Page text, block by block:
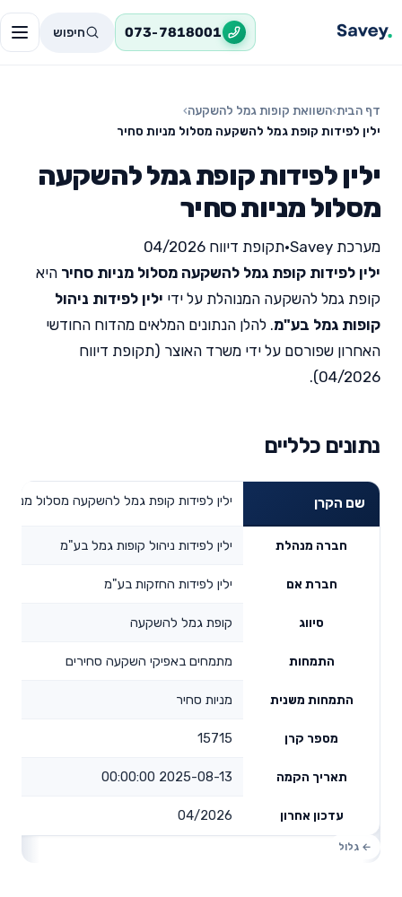
073-7818001 חיפוש
דף הבית›השוואת קופות גמל להשקעה›
ילין לפידות קופת גמל להשקעה מסלול מניות סחיר
ילין לפידות קופת גמל להשקעה
מסלול מניות סחיר
מערכת Savey •תקופת דיווח 04/2026
ילין לפידות קופת גמל להשקעה מסלול מניות סחיר היא
קופת גמל להשקעה המנוהלת על ידי ילין לפידות ניהול
קופות גמל בע"מ. להלן הנתונים המלאים מהדוח החודשי
האחרון שפורסם על ידי משרד האוצר (תקופת דיווח
04/2026).
נתונים כלליים
שם הקרן ילין לפידות קופת גמל להשקעה מסלול מניות
חברה מנהלת ילין לפידות ניהול קופות גמל בע"מ
חברת אם ילין לפידות החזקות בע"מ
סיווג קופת גמל להשקעה
התמחות מתמחים באפיקי השקעה סחירים
התמחות משנית מניות סחיר
מספר קרן 15715
תאריך הקמה 2025-08-13 00:00:00
עדכון אחרון 04/2026